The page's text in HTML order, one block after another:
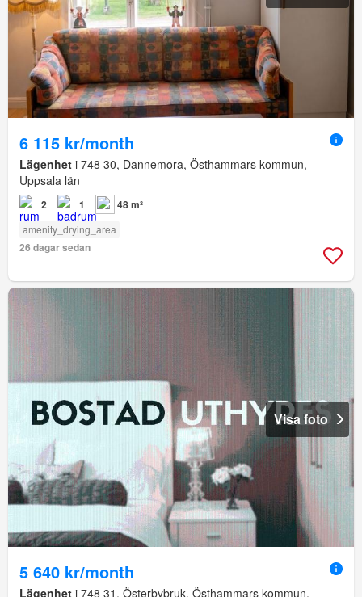
6 115 kr/month
Lägenhet i 748 30, Dannemora, Östhammars kommun,
Uppsala län
2 1 48 m²
amenity_drying_area
26 dagar sedan
Visa foto
5 640 kr/month
Lägenhet i 748 31, Österbybruk, Östhammars kommun,